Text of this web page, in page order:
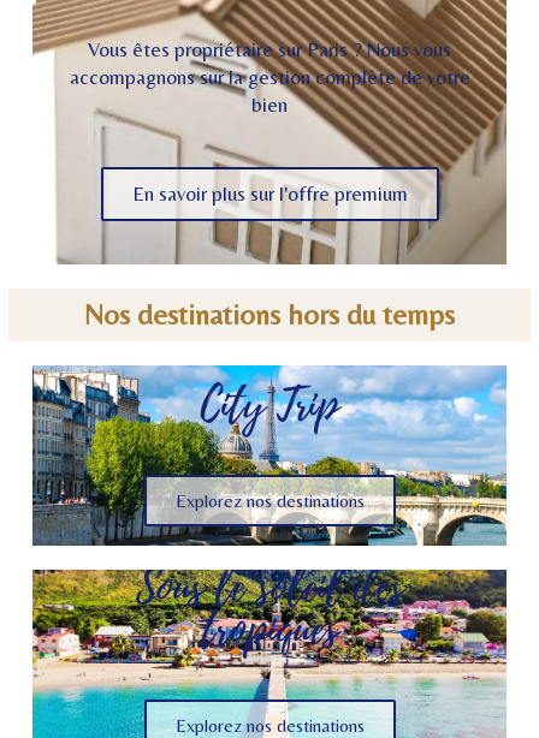
Vous êtes propriétaire sur Paris ? Nous vous
accompagnons sur la gestion complète de votre
bien
En savoir plus sur l'offre premium
Nos destinations hors du temps
City Trip
Explorez nos destinations
Sous le soleil des
tropiques
Explorez nos destinations